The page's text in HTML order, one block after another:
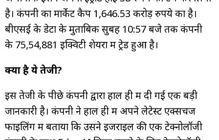
है। कंपनी का मार्केट कैप 1,646.53 करोड़ रुपये का है।
बीएसई के डेटा के मुताबिक सुबह 10:57 बजे तक कंपनी
के 75,54,881 इक्विटी शेयरों में ट्रेड हुआ है।
क्यों है ये तेजी?
इस तेजी के पीछे कंपनी द्वारा हाल ही में दी गई एक बड़ी
जानकारी है। कंपनी ने हाल ही में अपने लेटेस्ट एक्सचेंज
फाइलिंग में बताया कि उसने इजराइल की एक टेक्नोलॉजी